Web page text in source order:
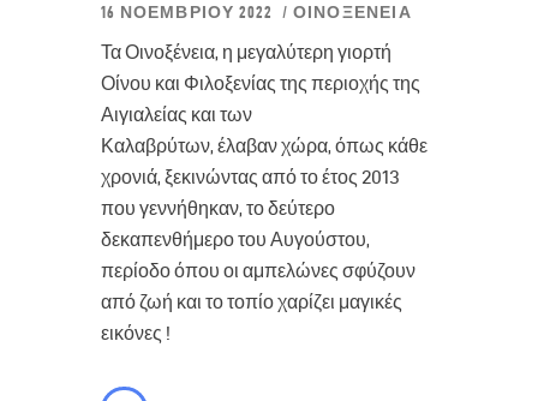
16 ΝΟΕΜΒΡΊΟΥ 2022 ΟΙΝΟΞΈΝΕΙΑ
Τα Οινοξένεια, η μεγαλύτερη γιορτή
Οίνου και Φιλοξενίας της περιοχής της
Αιγιαλείας και των
Καλαβρύτων, έλαβαν χώρα, όπως κάθε
χρονιά, ξεκινώντας από το έτος 2013
που γεννήθηκαν, το δεύτερο
δεκαπενθήμερο του Αυγούστου,
περίοδο όπου οι αμπελώνες σφύζουν
από ζωή και το τοπίο χαρίζει μαγικές
εικόνες !